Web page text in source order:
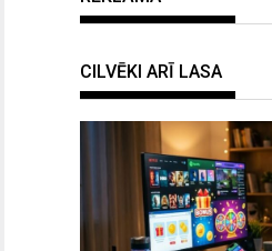
CILVĒKI ARĪ LASA